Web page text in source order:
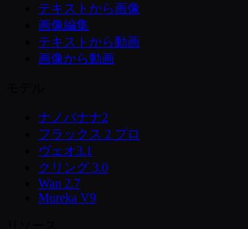
テキストから画像
画像編集
テキストから動画
画像から動画
ナノバナナ2
フラックス 2 プロ
ヴェオ3.1
クリング 3.0
Wan 2.7
Mureka V9